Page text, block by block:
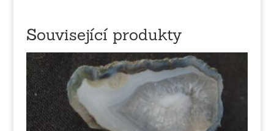
Související produkty